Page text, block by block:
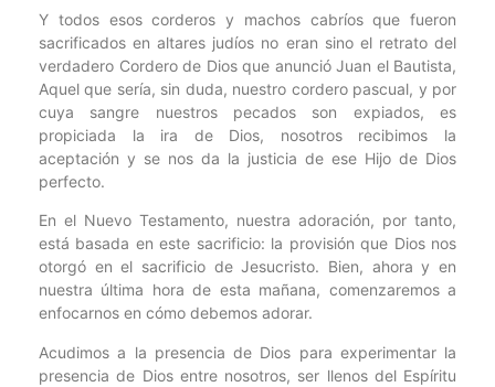
Y todos esos corderos y machos cabríos que fueron
sacrificados en altares judíos no eran sino el retrato del
verdadero Cordero de Dios que anunció Juan el Bautista,
Aquel que sería, sin duda, nuestro cordero pascual, y por
cuya sangre nuestros pecados son expiados, es
propiciada la ira de Dios, nosotros recibimos la
aceptación y se nos da la justicia de ese Hijo de Dios
perfecto.
En el Nuevo Testamento, nuestra adoración, por tanto,
está basada en este sacrificio: la provisión que Dios nos
otorgó en el sacrificio de Jesucristo. Bien, ahora y en
nuestra última hora de esta mañana, comenzaremos a
enfocarnos en cómo debemos adorar.
Acudimos a la presencia de Dios para experimentar la
presencia de Dios entre nosotros, ser llenos del Espíritu